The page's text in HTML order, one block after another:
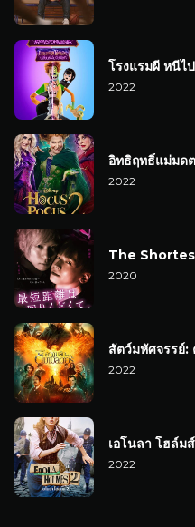
โรงแรมผี หนีไ
2022
อิทธิฤทธิ์แม่มด
2022
2020
สัตว์มหัศจรรย์:
2022
เอโนลา โฮล์ม
2022